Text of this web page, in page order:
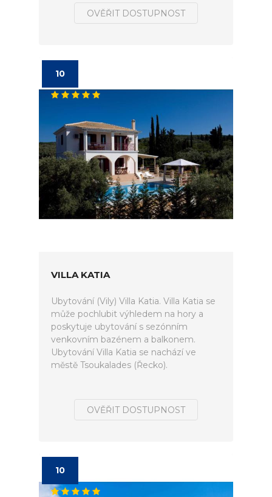
OVĚŘIT DOSTUPNOST
10
VILLA KATIA
Ubytování (Vily) Villa Katia. Villa Katia se
může pochlubit výhledem na hory a
poskytuje ubytování s sezónním
venkovním bazénem a balkonem.
Ubytování Villa Katia se nachází ve
městě Tsoukalades (Řecko).
OVĚŘIT DOSTUPNOST
10